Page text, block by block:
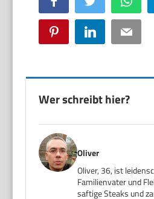
Pinterest LinkedIn Email
Wer schreibt hier?
Oliver
Oliver, 36, ist
Familienvater und
saftige Steaks und